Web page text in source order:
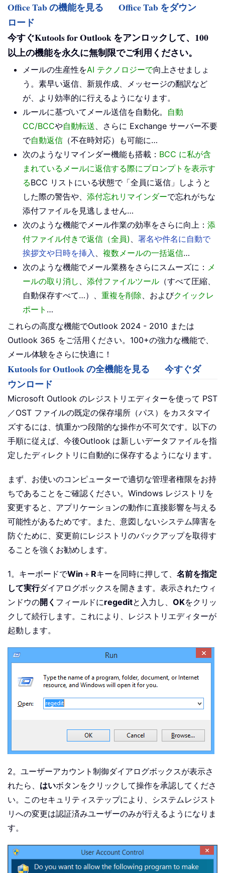
Office Tab の機能を見る
Office Tab をダウン
ロード
今すぐKutools for Outlook をアンロックして、100
以上の機能を永久に無制限でご利用ください。
メールの生産性をAI テクノロジーで向上させましょ
う。素早い返信、新規作成、メッセージの翻訳など
が、より効率的に行えるようになります。
ルールに基づいてメール送信を自動化。 自動
CC/BCCや自動転送、さらに Exchange サーバー不要
で自動返信 （不在時対応）も可能に…
次のようなリマインダー機能も搭載： BCC に私が含
まれているメールに返信する際にプロンプトを表示す
るBCC リストにいる状態で「全員に返信」しようと
した際の警告や、 添付忘れリマインダーで忘れがちな
添付ファイルを見逃しません…
次のような機能でメール作業の効率をさらに向上： 添
付ファイル付きで返信（全員) 、 署名や件名に自動で
挨拶文や日時を挿入 、 複数メールの一括返信…
次のような機能でメール業務をさらにスムーズに： メ
ールの取り消し 、 添付ファイルツール （すべて圧縮、
自動保存すべて…）、 重複を削除、およびクイックレ
ポート …
これらの高度な機能でOutlook 2024 - 2010 または
Outlook 365 をご活用ください。100+の強力な機能で、
メール体験をさらに快適に！
Kutools for Outlook の全機能を見る
今すぐダ
ウンロード
Microsoft Outlook のレジストリエディターを使って PST
／OST ファイルの既定の保存場所（パス）をカスタマイ
ズするには、慎重かつ段階的な操作が不可欠です。以下の
手順に従えば、今後Outlook は新しいデータファイルを指
定したディレクトリに自動的に保存するようになります。
まず、お使いのコンピューターで適切な管理者権限をお持
ちであることをご確認ください。Windows レジストリを
変更すると、アプリケーションの動作に直接影響を与える
可能性があるためです。また、意図しないシステム障害を
防ぐために、変更前にレジストリのバックアップを取得す
ることを強くお勧めします。
1。キーボードでWin ＋ Rキーを同時に押して、 名前を指定
して実行ダイアログボックスを開きます。表示されたウィ
ンドウの開く フィールドにregeditと入力し、 OKをクリッ
クして続行します。これにより、レジストリエディターが
起動します。
2。ユーザーアカウント制御ダイアログボックスが表示さ
れたら、 はいボタンをクリックして操作を承認してくださ
い。このセキュリティステップにより、システムレジスト
リへの変更は認証済みユーザーのみが行えるようになりま
す。